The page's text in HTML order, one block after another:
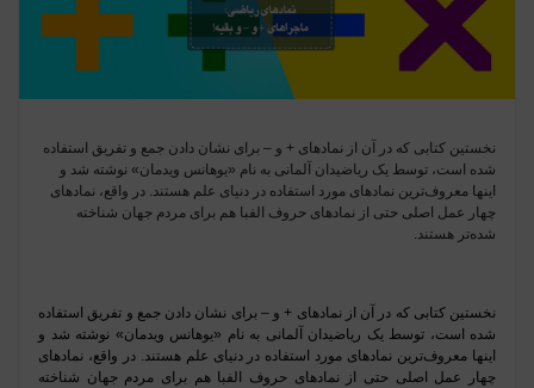
نخستین کتابی که در آن از نمادهای + و – برای نشان دادن جمع و تفریق استفاده
شده است، توسط یک ریاضیدان آلمانی به نام «یوهانس ویدمان» نوشته شد و
اینها معروف‌ترین نمادهای مورد استفاده در دنیای علم هستند. در واقع، نمادهای
چهار عمل اصلی حتی از نمادهای حروف الفبا هم برای مردم جهان شناخته
شده‌تر هستند.
نخستین کتابی که در آن از نمادهای + و– برای نشان دادن جمع و تفریق استفاده
شده است، توسط یک ریاضیدان آلمانی به نام «یوهانس ویدمان» نوشته شد و
اینها معروف‌ترین نمادهای مورد استفاده در دنیای علم هستند. در واقع، نمادهای
چهار عمل اصلی حتی از نمادهای حروف الفبا هم برای مردم جهان شناخته